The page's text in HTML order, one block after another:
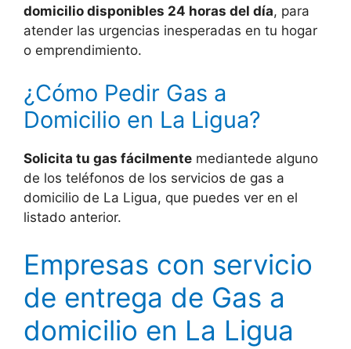
domicilio disponibles 24 horas del día, para
atender las urgencias inesperadas en tu hogar
o emprendimiento.
¿Cómo Pedir Gas a
Domicilio en La Ligua?
Solicita tu gas fácilmente mediantede alguno
de los teléfonos de los servicios de gas a
domicilio de La Ligua, que puedes ver en el
listado anterior.
Empresas con servicio
de entrega de Gas a
domicilio en La Ligua